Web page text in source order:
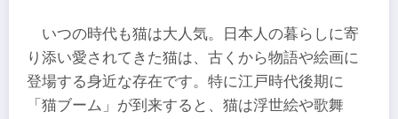
いつの時代も猫は大人気。日本人の暮らしに寄
り添い愛されてきた猫は、古くから物語や絵画に
登場する身近な存在です。特に江戸時代後期に
「猫ブーム」が到来すると、猫は浮世絵や歌舞